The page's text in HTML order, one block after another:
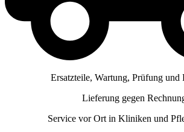
Ersatzteile, Wartung, Prüfung und
Lieferung gegen
Service vor Ort in Kliniken und